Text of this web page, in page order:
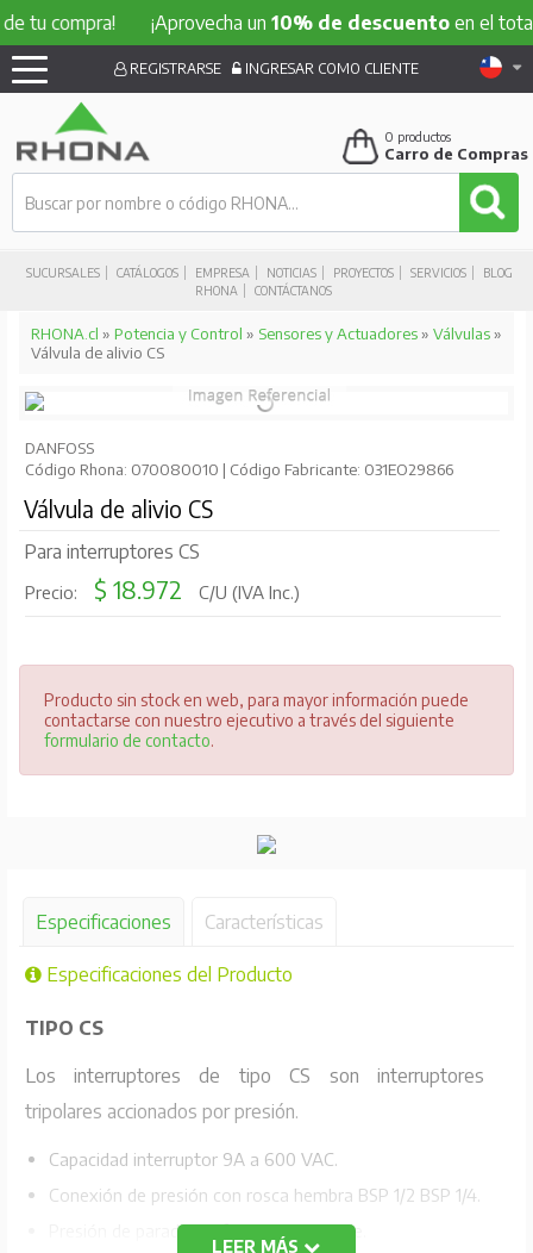
¡Aprovecha un10% de descuentoen el total de tu
SUCURSALES CATÁLOGOS EMPRESA NOTICIAS PROYECTOS SERVICIOS
BLOG
RHONA
CONTÁCTANOS
REGISTRARSE INGRESAR COMO CLIENTE
0 productos
Carro de Compras
RHONA.cl » Potencia y Control » Sensores y Actuadores» Válvulas»
Válvula de alivio CS
DANFOSS
Código Rhona: 070080010 | Código Fabricante: 031EO29866
Válvula de alivio CS
Para interruptores CS
Precio: $ 18.972 C/U (IVA Inc.)
Producto sin stock en web, para mayor información puede
contactarse con nuestro ejecutivo a través del siguiente
formulario de contacto.
Especificaciones Características
Especificaciones del Producto
TIPO CS
Los interruptores de tipo CS son interruptores
tripolares accionados por presión.
Capacidad interruptor 9A a 600 VAC.
Conexión de presión con rosca hembra BSP 1/2 BSP 1/4.
Presión de parada y diferencial ajustable.
LEER MÁS